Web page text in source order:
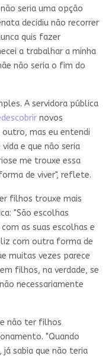
seria uma opção
decidiu não recorrer
quis fazer
a trabalhar a minha
não seria o fim do
A servidora pública
novos
outro, mas eu entendi
e que não seria
me trouxe essa
de viver", reflete.
filhos trouxe mais
"São escolhas
as suas escolhas e
com outra forma de
muitas vezes parece
filhos, na verdade, se
necessariamente
não ter filhos
"Quando
sabia que não teria